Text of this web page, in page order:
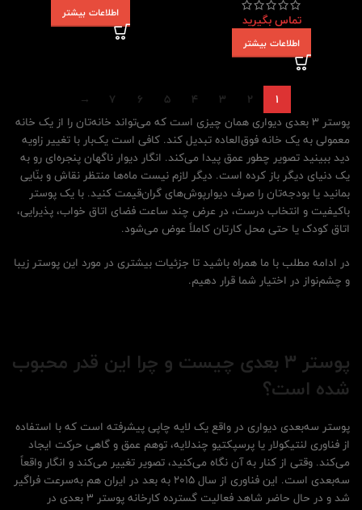
تماس بگیرید
اطلاعات بیشتر
اطلاعات بیشتر
1
2
3
4
5
6
7
→
پوستر 3 بعدی دیواری همان چیزی است که می‌تواند خانه‌تان را از یک خانه
معمولی به یک خانه فوق‌العاده تبدیل کند. کافی است یک‌بار با تغییر زاویه
دید ببینید تصویر چطور عمق پیدا می‌کند. انگار دیوار ناگهان پنجره‌ای رو به
یک دنیای دیگر باز کرده است. دیگر لازم نیست ماه‌ها منتظر نقاش و بنّایی
بمانید یا بودجه‌تان را صرف دیوارپوش‌های گران‌قیمت کنید. با یک پوستر
باکیفیت و انتخاب درست، در عرض چند ساعت فضای اتاق خواب، پذیرایی،
اتاق کودک یا حتی محل کارتان کاملاً عوض می‌شود.
در ادامه مطلب با ما همراه باشید تا جزئیات بیشتری در مورد این پوستر زیبا
و چشم‌نواز در اختیار شما قرار دهیم.
پوستر 3 بعدی چیست و چرا این قدر محبوب
شده است؟
پوستر سه‌بعدی دیواری در واقع یک لایه چاپی پیشرفته است که با استفاده
از فناوری لنتیکولار یا پرسپکتیو چندلایه، توهم عمق و گاهی حرکت ایجاد
می‌کند. وقتی از کنار به آن نگاه می‌کنید، تصویر تغییر می‌کند و انگار واقعاً
سه‌بعدی است. این فناوری از سال ۲۰۱۵ به بعد در ایران هم به‌سرعت فراگیر
شد و در حال حاضر شاهد فعالیت گسترده کارخانه پوستر 3 بعدی در